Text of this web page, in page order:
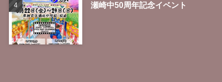
瀬崎中50周年記念イベント